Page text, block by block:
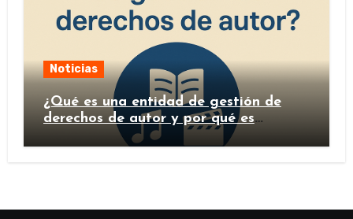
Noticias
¿Qué es una entidad de gestión de
derechos de autor y por qué es
importante?